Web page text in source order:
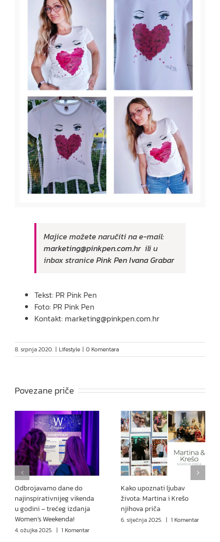
Majice možete naručiti na e-mail:
marketing@pinkpen.com.hr ili u
inbox stranice Pink Pen Ivana Grabar
Tekst: PR Pink Pen
Foto: PR Pink Pen
Kontakt: marketing@pinkpen.com.hr
8. srpnja 2020. | Lifestyle | 0 Komentara
Povezane priče
Odbrojavamo dane do
najinspirativnijeg vikenda
u godini – trećeg izdanja
Women’s Weekenda!
4. ožujka 2025. | 1 Komentar
Kako upoznati ljubav
života: Martina i Krešo
njihova priča
6. siječnja 2025. | 1 Komentar